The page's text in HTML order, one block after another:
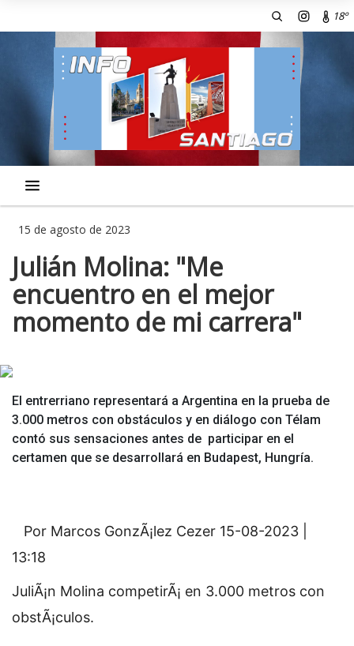
18º
15 de agosto de 2023
Julián Molina: "Me
encuentro en el mejor
momento de mi carrera"
El entrerriano representará a Argentina en la prueba de
3.000 metros con obstáculos y en diálogo con Télam
contó sus sensaciones antes de participar en el
certamen que se desarrollará en Budapest, Hungría.
Por Marcos GonzÃ¡lez Cezer 15-08-2023 |
13:18
JuliÃ¡n Molina competirÃ¡ en 3.000 metros con
obstÃ¡culos.